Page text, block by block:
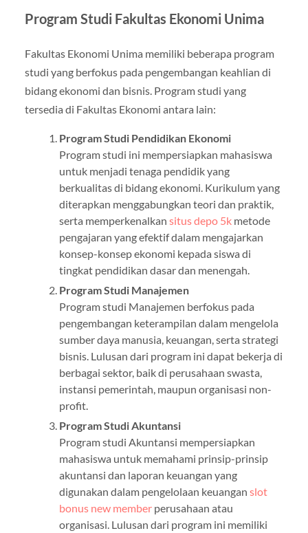
Program Studi Fakultas Ekonomi Unima
Fakultas Ekonomi Unima memiliki beberapa program
studi yang berfokus pada pengembangan keahlian di
bidang ekonomi dan bisnis. Program studi yang
tersedia di Fakultas Ekonomi antara lain:
Program Studi Pendidikan Ekonomi
Program studi ini mempersiapkan mahasiswa
untuk menjadi tenaga pendidik yang
berkualitas di bidang ekonomi. Kurikulum yang
diterapkan menggabungkan teori dan praktik,
serta memperkenalkan situs depo 5kmetode
pengajaran yang efektif dalam mengajarkan
konsep-konsep ekonomi kepada siswa di
tingkat pendidikan dasar dan menengah.
Program Studi Manajemen
Program studi Manajemen berfokus pada
pengembangan keterampilan dalam mengelola
sumber daya manusia, keuangan, serta strategi
bisnis. Lulusan dari program ini dapat bekerja di
berbagai sektor, baik di perusahaan swasta,
instansi pemerintah, maupun organisasi non-
profit.
Program Studi Akuntansi
Program studi Akuntansi mempersiapkan
mahasiswa untuk memahami prinsip-prinsip
akuntansi dan laporan keuangan yang
digunakan dalam pengelolaan keuangan slot
bonus new memberperusahaan atau
organisasi. Lulusan dari program ini memiliki